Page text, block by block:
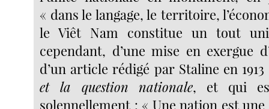
« dans le langage, le territoire,
le Viêt Nam constitue un tout
cependant, d’une mise en exergue
d’un article rédigé par Staline en
et la question nationale, et qui
solennellement : « Une nation est